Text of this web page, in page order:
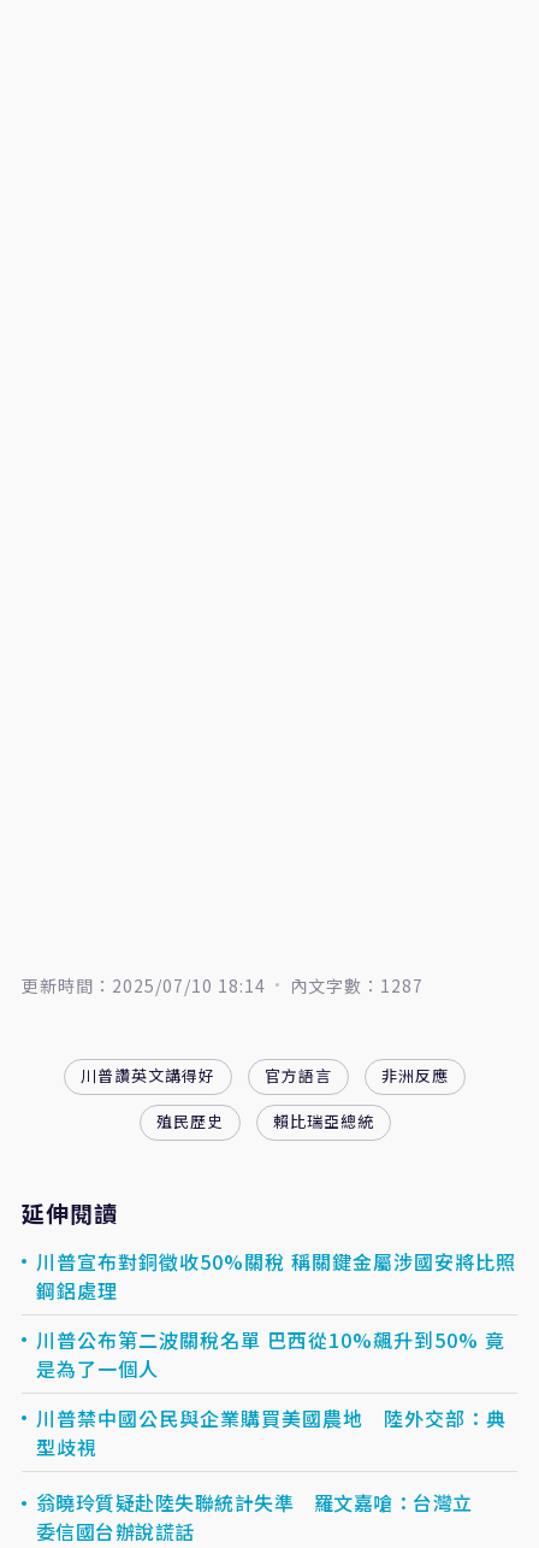
更新時間：2025/07/10 18:14 內文字數：1287
川普讚英文講得好 官方語言
非洲反應
殖民歷史
賴比瑞亞總統
延伸閱讀
川普宣布對銅徵收50%關稅 稱關鍵金屬涉國安將比照
鋼鋁處理
川普公布第二波關稅名單 巴西從10%飆升到50% 竟
是為了一個人
川普禁中國公民與企業購買美國農地 陸外交部：典
型歧視
翁曉玲質疑赴陸失聯統計失準 羅文嘉嗆：台灣立
委信國台辦說謊話